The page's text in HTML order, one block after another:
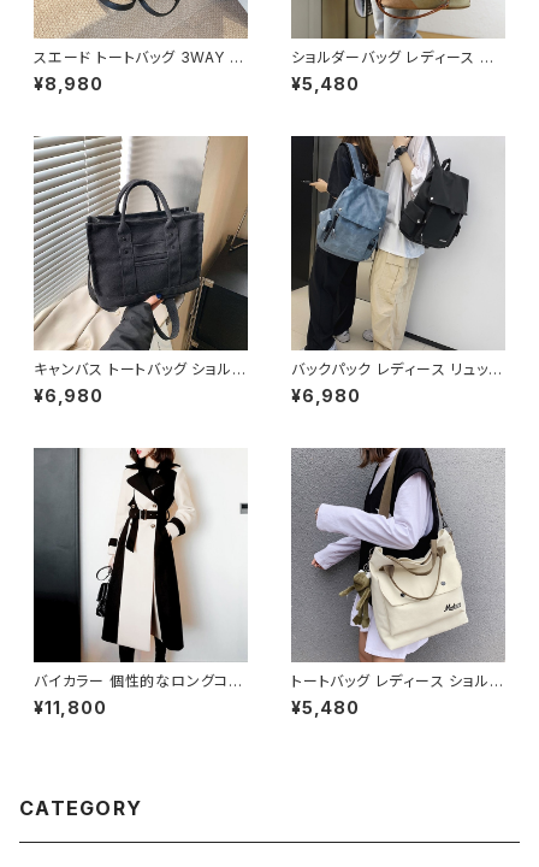
スエード トートバッグ 3WAY シ
ョルダーバッグ レディース バッ
グ 斜めがけ 軽量 A4収納 大容
おしゃれ 通勤通学 黒 茶色 ダー
クブラウン K-B0204
¥8,980
ショルダーバッグ レディース バ
ッグ 春夏 秋冬 春 夏 秋 冬 トー
トバッグ バッグ 斜め掛け 肩掛け
けバッグ 肩掛けバッグ シンプル
ショルダー ハンドバッグ コーヒ
ー グレー デート 通勤バッグ オ
フィスカジュアル デイリー お出
かけ オフィス カジュアル OL 上
品 大人 10代 20代 30代 40代
K-B0040
¥5,480
キャンバス トートバッグ ショルダ
ーバッグ ミニバッグ レディース
ワンタイプ ブラック グレー ブラ
風バッグ 斜めがけ対応 通勤通
学 お出かけバッグ 秋冬 春夏 コ
ーデ おしゃれ 人気 5色展開 K-
¥6,980
バックパック レディース リュック
春夏 秋冬 春 夏 秋 冬 黒 白 バ
ッグ 大容量 リュックサック かば
高校生 中学生 男の子 女の子 A
4 B4 シンプル バッグパック バッ
ク ロゴ ブラック ホワイト ブル
ー グレー フェイクレザー PU
撥水 防水 キャンプ リュック バッ
グパック 学校 カレッジコーデ カ
ジュアル デイリー お出かけ K-
B0041
¥6,980
バイカラー 個性的なロングコー
ト C-JAW1002
¥11,800
トートバッグ レディース ショルダ
ーバッグ 春夏 秋冬 春 夏 秋 冬
黒 バッグ 大容量 キャンバス ト
ク アイボリー 学校 カレッジコ
¥5,480
CATEGORY